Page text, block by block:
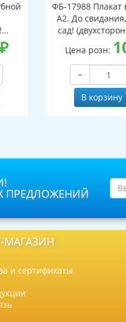
₽
ФБ-17988 Плакат
А2. До
сад!
лак)
Цена розн:
−
В корзину
ПРЕДЛОЖЕНИЙ
МАГАЗИН
и сертификаты